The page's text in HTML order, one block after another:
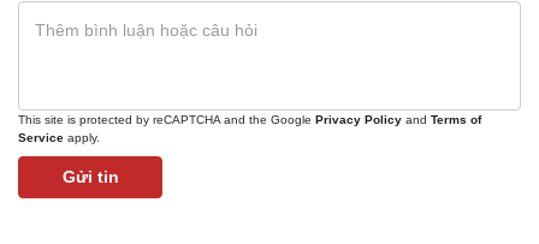
Kinh tế
This site is protected by reCAPTCHA and the Google Privacy Policy and Terms of
Service apply.
Gửi tin